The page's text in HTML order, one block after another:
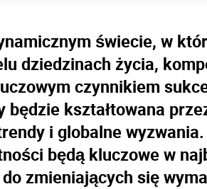
świecie, w
dziedzinach życia,
czynnikiem
będzie kształtowana
i globalne
będą kluczowe w
zmieniających się